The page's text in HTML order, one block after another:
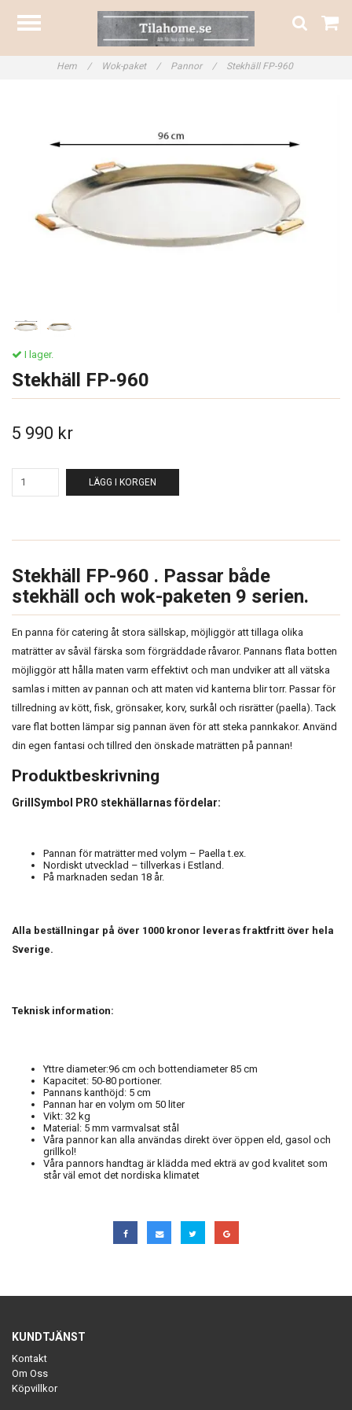
Hem / Wok-paket / Pannor / Stekhäll FP-960
I lager.
Stekhäll FP-960
5 990 kr
LÄGG I KORGEN
Stekhäll FP-960 . Passar både
stekhäll och wok-paketen 9 serien.
En panna för catering åt stora sällskap, möjliggör att tillaga olika
maträtter av såväl färska som förgräddade råvaror. Pannans flata botten
möjliggör att hålla maten varm effektivt och man undviker att all vätska
samlas i mitten av pannan och att maten vid kanterna blir torr. Passar för
tillredning av kött, fisk, grönsaker, korv, surkål och risrätter (paella). Tack
vare flat botten lämpar sig pannan även för att steka pannkakor. Använd
din egen fantasi och tillred den önskade maträtten på pannan!
Produktbeskrivning
GrillSymbol PRO stekhällarnas fördelar:
Pannan för maträtter med volym – Paella t.ex.
Nordiskt utvecklad – tillverkas i Estland.
På marknaden sedan 18 år.
Alla beställningar på över 1000 kronor leveras fraktfritt över hela
Sverige.
Teknisk information:
Yttre diameter:96 cm och bottendiameter 85 cm
Kapacitet: 50-80 portioner.
Pannans kanthöjd: 5 cm
Pannan har en volym om 50 liter
Vikt: 32 kg
Material: 5 mm varmvalsat stål
Våra pannor kan alla användas direkt över öppen eld, gasol och
grillkol!
Våra pannors handtag är klädda med ekträ av god kvalitet som
står väl emot det nordiska klimatet
KUNDTJÄNST
Kontakt
Om Oss
Köpvillkor